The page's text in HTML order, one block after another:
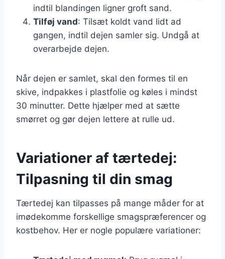
indtil blandingen ligner groft sand.
Tilføj vand: Tilsæt koldt vand lidt ad
gangen, indtil dejen samler sig. Undgå at
overarbejde dejen.
Når dejen er samlet, skal den formes til en
skive, indpakkes i plastfolie og køles i mindst
30 minutter. Dette hjælper med at sætte
smørret og gør dejen lettere at rulle ud.
Variationer af tærtedej:
Tilpasning til din smag
Tærtedej kan tilpasses på mange måder for at
imødekomme forskellige smagspræferencer og
kostbehov. Her er nogle populære variationer: